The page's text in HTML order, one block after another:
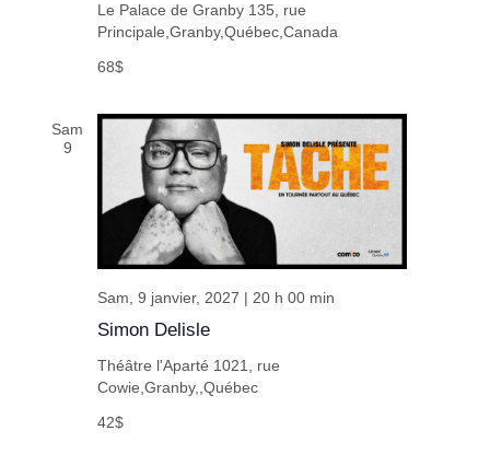
Le Palace de Granby 135, rue
Principale,Granby,Québec,Canada
68$
Sam
9
Simon Delisle
Sam, 9 janvier, 2027 | 20 h 00 min
Théâtre l'Aparté 1021, rue
Cowie,Granby,,Québec
42$